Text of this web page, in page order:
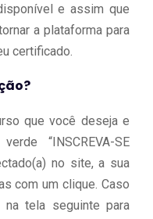
e assim que
a plataforma para
certificado.
que você deseja e
“INSCREVA-SE
no site, a sua
com um clique. Caso
tela seguinte para